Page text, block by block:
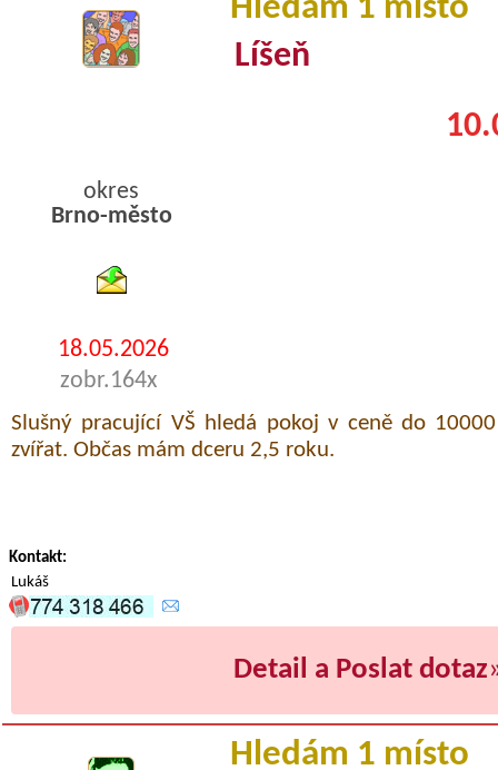
Hledám 1 místo
Líšeň
okres
Brno-město
18.05.2026
zobr.164x
Slušný pracující VŠ hledá pokoj v ceně do
zvířat. Občas mám dceru 2,5 roku.
Kontakt:
Lukáš
Detail a Poslat dotaz
Hledám 1 místo